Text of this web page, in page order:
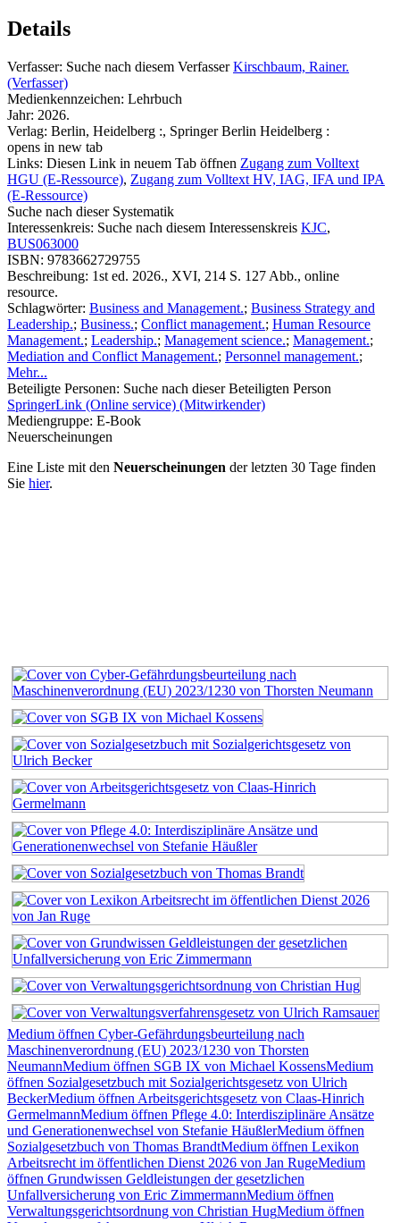
Details
Verfasser: Suche nach diesem Verfasser Kirschbaum, Rainer.
(Verfasser)
Medienkennzeichen: Lehrbuch
Jahr: 2026.
Verlag: Berlin, Heidelberg :, Springer Berlin Heidelberg :
opens in new tab
Links: Diesen Link in neuem Tab öffnen Zugang zum Volltext
HGU (E-Ressource), Zugang zum Volltext HV, IAG, IFA und IPA
(E-Ressource)
Suche nach dieser Systematik
Interessenkreis: Suche nach diesem Interessenskreis KJC,
BUS063000
ISBN: 9783662729755
Beschreibung: 1st ed. 2026., XVI, 214 S. 127 Abb., online
resource.
Schlagwörter: Business and Management.; Business Strategy and
Leadership.; Business.; Conflict management.; Human Resource
Management.; Leadership.; Management science.; Management.;
Mediation and Conflict Management.; Personnel management.;
Mehr...
Beteiligte Personen: Suche nach dieser Beteiligten Person
SpringerLink (Online service) (Mitwirkender)
Mediengruppe: E-Book
Neuerscheinungen
Eine Liste mit den Neuerscheinungen der letzten 30 Tage finden
Sie hier.
Medium öffnen Cyber-Gefährdungsbeurteilung nach
Maschinenverordnung (EU) 2023/1230 von Thorsten
NeumannMedium öffnen SGB IX von Michael KossensMedium
öffnen Sozialgesetzbuch mit Sozialgerichtsgesetz von Ulrich
BeckerMedium öffnen Arbeitsgerichtsgesetz von Claas-Hinrich
GermelmannMedium öffnen Pflege 4.0: Interdisziplinäre Ansätze
und Generationenwechsel von Stefanie HäußlerMedium öffnen
Sozialgesetzbuch von Thomas BrandtMedium öffnen Lexikon
Arbeitsrecht im öffentlichen Dienst 2026 von Jan RugeMedium
öffnen Grundwissen Geldleistungen der gesetzlichen
Unfallversicherung von Eric ZimmermannMedium öffnen
Verwaltungsgerichtsordnung von Christian HugMedium öffnen